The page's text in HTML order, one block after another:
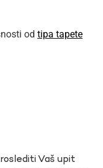
od tipa tapete
Vaš upit